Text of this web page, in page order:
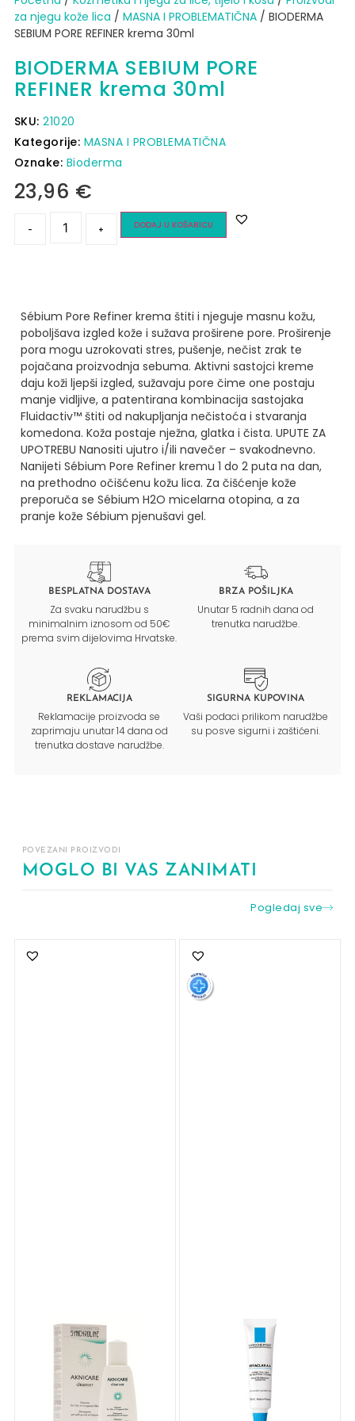
za njegu kože lica / MASNA I PROBLEMATIČNA/ BIODERMA
SEBIUM PORE REFINER krema 30ml
BIODERMA SEBIUM PORE
REFINER krema 30ml
SKU:21020
Kategorije: MASNA I PROBLEMATIČNA
Oznake: Bioderma
23,96 €
- + DODAJ U KOŠARICU
Sébium Pore Refiner krema štiti i njeguje masnu kožu,
poboljšava izgled kože i sužava proširene pore. Proširenje
pora mogu uzrokovati stres, pušenje, nečist zrak te
pojačana proizvodnja sebuma. Aktivni sastojci kreme
daju koži ljepši izgled, sužavaju pore čime one postaju
manje vidljive, a patentirana kombinacija sastojaka
Fluidactiv™ štiti od nakupljanja nečistoća i stvaranja
komedona. Koža postaje nježna, glatka i čista. UPUTE ZA
UPOTREBU Nanositi ujutro i/ili navečer – svakodnevno.
Nanijeti Sébium Pore Refiner kremu 1 do 2 puta na dan,
na prethodno očišćenu kožu lica. Za čišćenje kože
preporuča se Sébium H2O micelarna otopina, a za
pranje kože Sébium pjenušavi gel.
BESPLATNA DOSTAVA
Za svaku narudžbu s
minimalnim iznosom od 50€
prema svim dijelovima Hrvatske.
BRZA POŠILJKA
Unutar 5 radnih dana od
trenutka narudžbe.
REKLAMACIJA
Reklamacije proizvoda se
zaprimaju unutar 14 dana od
trenutka dostave narudžbe.
SIGURNA KUPOVINA
Vaši podaci prilikom narudžbe
su posve sigurni i zaštićeni.
POVEZANI PROIZVODI
MOGLO BI VAS ZANIMATI
Pogledaj sve